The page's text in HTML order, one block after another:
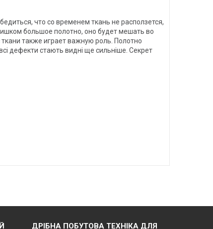
что со временем ткань не расползется,
большое полотно, оно будет мешать во
также играет важную роль. Полотно
дефекти стають видні ще сильніше. Секрет
ДРІБНА ПОБУТОВА ТЕХНІКА ДЛЯ